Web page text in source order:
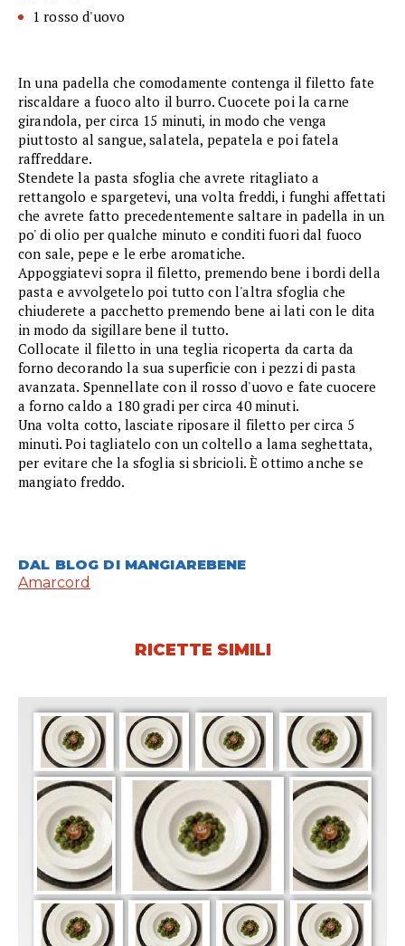
1 rosso d'uovo
In una padella che comodamente contenga il filetto fate
riscaldare a fuoco alto il burro. Cuocete poi la carne
girandola, per circa 15 minuti, in modo che venga
piuttosto al sangue, salatela, pepatela e poi fatela
raffreddare.
Stendete la pasta sfoglia che avrete ritagliato a
rettangolo e spargetevi, una volta freddi, i funghi affettati
che avrete fatto precedentemente saltare in padella in un
po' di olio per qualche minuto e conditi fuori dal fuoco
con sale, pepe e le erbe aromatiche.
Appoggiatevi sopra il filetto, premendo bene i bordi della
pasta e avvolgetelo poi tutto con l'altra sfoglia che
chiuderete a pacchetto premendo bene ai lati con le dita
in modo da sigillare bene il tutto.
Collocate il filetto in una teglia ricoperta da carta da
forno decorando la sua superficie con i pezzi di pasta
avanzata. Spennellate con il rosso d'uovo e fate cuocere
a forno caldo a 180 gradi per circa 40 minuti.
Una volta cotto, lasciate riposare il filetto per circa 5
minuti. Poi tagliatelo con un coltello a lama seghettata,
per evitare che la sfoglia si sbricioli. È ottimo anche se
mangiato freddo.
DAL BLOG DI MANGIAREBENE
Amarcord
RICETTE SIMILI